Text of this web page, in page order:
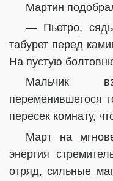
Мартин
— Пьетро,
табурет перед
На пустую
Мальчик
переменившегося
пересек комнату,
Март на
энергия
отряд, сильные